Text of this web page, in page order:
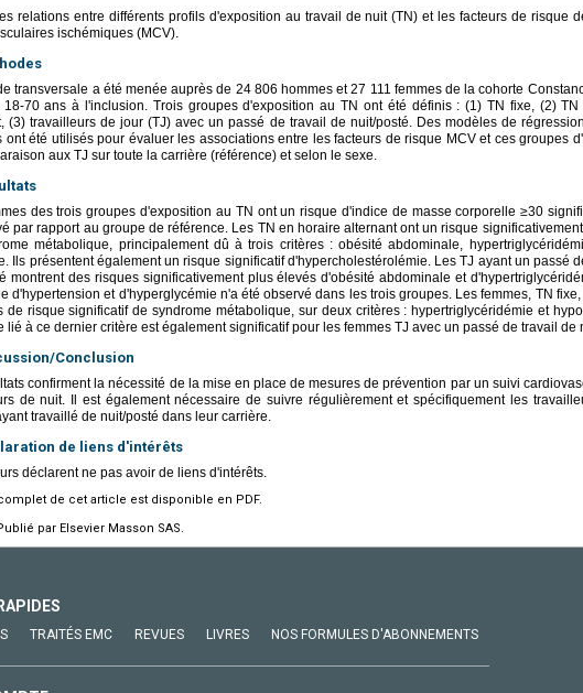
relations entre différents profils d'exposition au travail de nuit (TN) et les facteurs de risque
ischémiques (MCV).
transversale a été menée auprès de 24 806 hommes et 27 111 femmes de la cohorte
70 ans à l'inclusion. Trois groupes d'exposition au TN ont été définis : (1) TN fixe, (2) TN
(3) travailleurs de jour (TJ) avec un passé de travail de nuit/posté. Des modèles de
ont été utilisés pour évaluer les associations entre les facteurs de risque MCV et ces groupes
aux TJ sur toute la carrière (référence) et selon le sexe.
des trois groupes d'exposition au TN ont un risque d'indice de masse corporelle ≥30
par rapport au groupe de référence. Les TN en horaire alternant ont un risque
métabolique, principalement dû à trois critères : obésité abdominale,
Ils présentent également un risque significatif d'hypercholestérolémie. Les TJ ayant un passé
montrent des risques significativement plus élevés d'obésité abdominale et
d'hypertension et d'hyperglycémie n'a été observé dans les trois groupes. Les femmes, TN
de risque significatif de syndrome métabolique, sur deux critères : hypertriglycéridémie et
lié à ce dernier critère est également significatif pour les femmes TJ avec un passé de travail de
Conclusion
confirment la nécessité de la mise en place de mesures de prévention par un suivi
de nuit. Il est également nécessaire de suivre régulièrement et spécifiquement les
travaillé de nuit/posté dans leur carrière.
de liens d'intérêts
déclarent ne pas avoir de liens d'intérêts.
de cet article est disponible en PDF.
par Elsevier Masson SAS.
TRAITÉS EMC REVUES LIVRES NOS FORMULES D'ABONNEMENTS